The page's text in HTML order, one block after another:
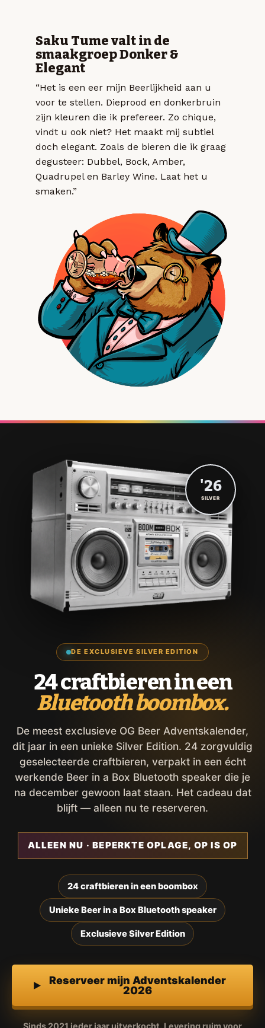
Saku Tume valt in de
smaakgroep Donker &
Elegant
“Het is een eer mijn Beerlijkheid aan u
voor te stellen. Dieprood en donkerbruin
zijn kleuren die ik prefereer. Zo chique,
vindt u ook niet? Het maakt mij subtiel
doch elegant. Zoals de bieren die ik graag
degusteer: Dubbel, Bock, Amber,
Quadrupel en Barley Wine. Laat het u
smaken.”
DE EXCLUSIEVE SILVER EDITION
24 craftbieren in een
Bluetooth boombox.
De meest exclusieve OG Beer Adventskalender,
dit jaar in een unieke Silver Edition. 24 zorgvuldig
geselecteerde craftbieren, verpakt in een écht
werkende Beer in a Box Bluetooth speaker die je
na december gewoon laat staan. Het cadeau dat
blijft — alleen nu te reserveren.
ALLEEN NU · BEPERKTE OPLAGE, OP IS OP
24 craftbieren in een boombox
Unieke Beer in a Box Bluetooth speaker
Exclusieve Silver Edition
Reserveer mijn Adventskalender
2026
'26
SILVER